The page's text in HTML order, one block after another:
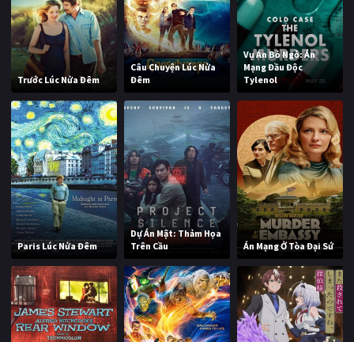
Trước Lúc Nửa Đêm
Câu Chuyện Lúc Nửa
Đêm
Vụ Án Bỏ Ngỏ: Án
Mạng Đầu Độc
Tylenol
Paris Lúc Nửa Đêm
Dự Án Mật: Thảm Họa
Trên Cầu
Án Mạng Ở Tòa Đại Sứ